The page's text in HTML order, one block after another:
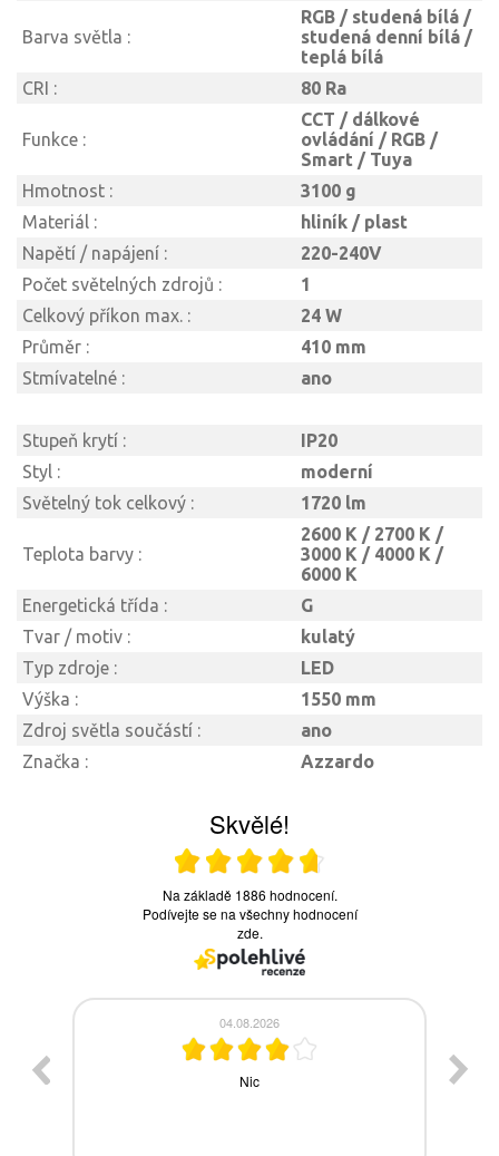
Barva světla :
RGB / studená bílá /
studená denní bílá /
teplá bílá
CRI :
80 Ra
Funkce :
CCT / dálkové
ovládání / RGB /
Smart / Tuya
Hmotnost :
3100 g
Materiál :
hliník / plast
Napětí / napájení :
220-240V
Počet světelných zdrojů :
1
Celkový příkon max. :
24 W
Průměr :
410 mm
Stmívatelné :
ano
Stupeň krytí :
IP20
Styl :
moderní
Světelný tok celkový :
1720 lm
Teplota barvy :
2600 K / 2700 K /
3000 K / 4000 K /
6000 K
Energetická třída :
G
Tvar / motiv :
kulatý
Typ zdroje :
LED
Výška :
1550 mm
Zdroj světla součástí :
ano
Značka :
Azzardo